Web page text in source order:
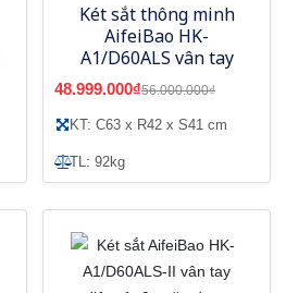
Két sắt thông minh
AifeiBao HK-
A1/D60ALS vân tay
48.999.000₫56.000.000₫
KT: C63 x R42 x S41 cm
TL: 92kg